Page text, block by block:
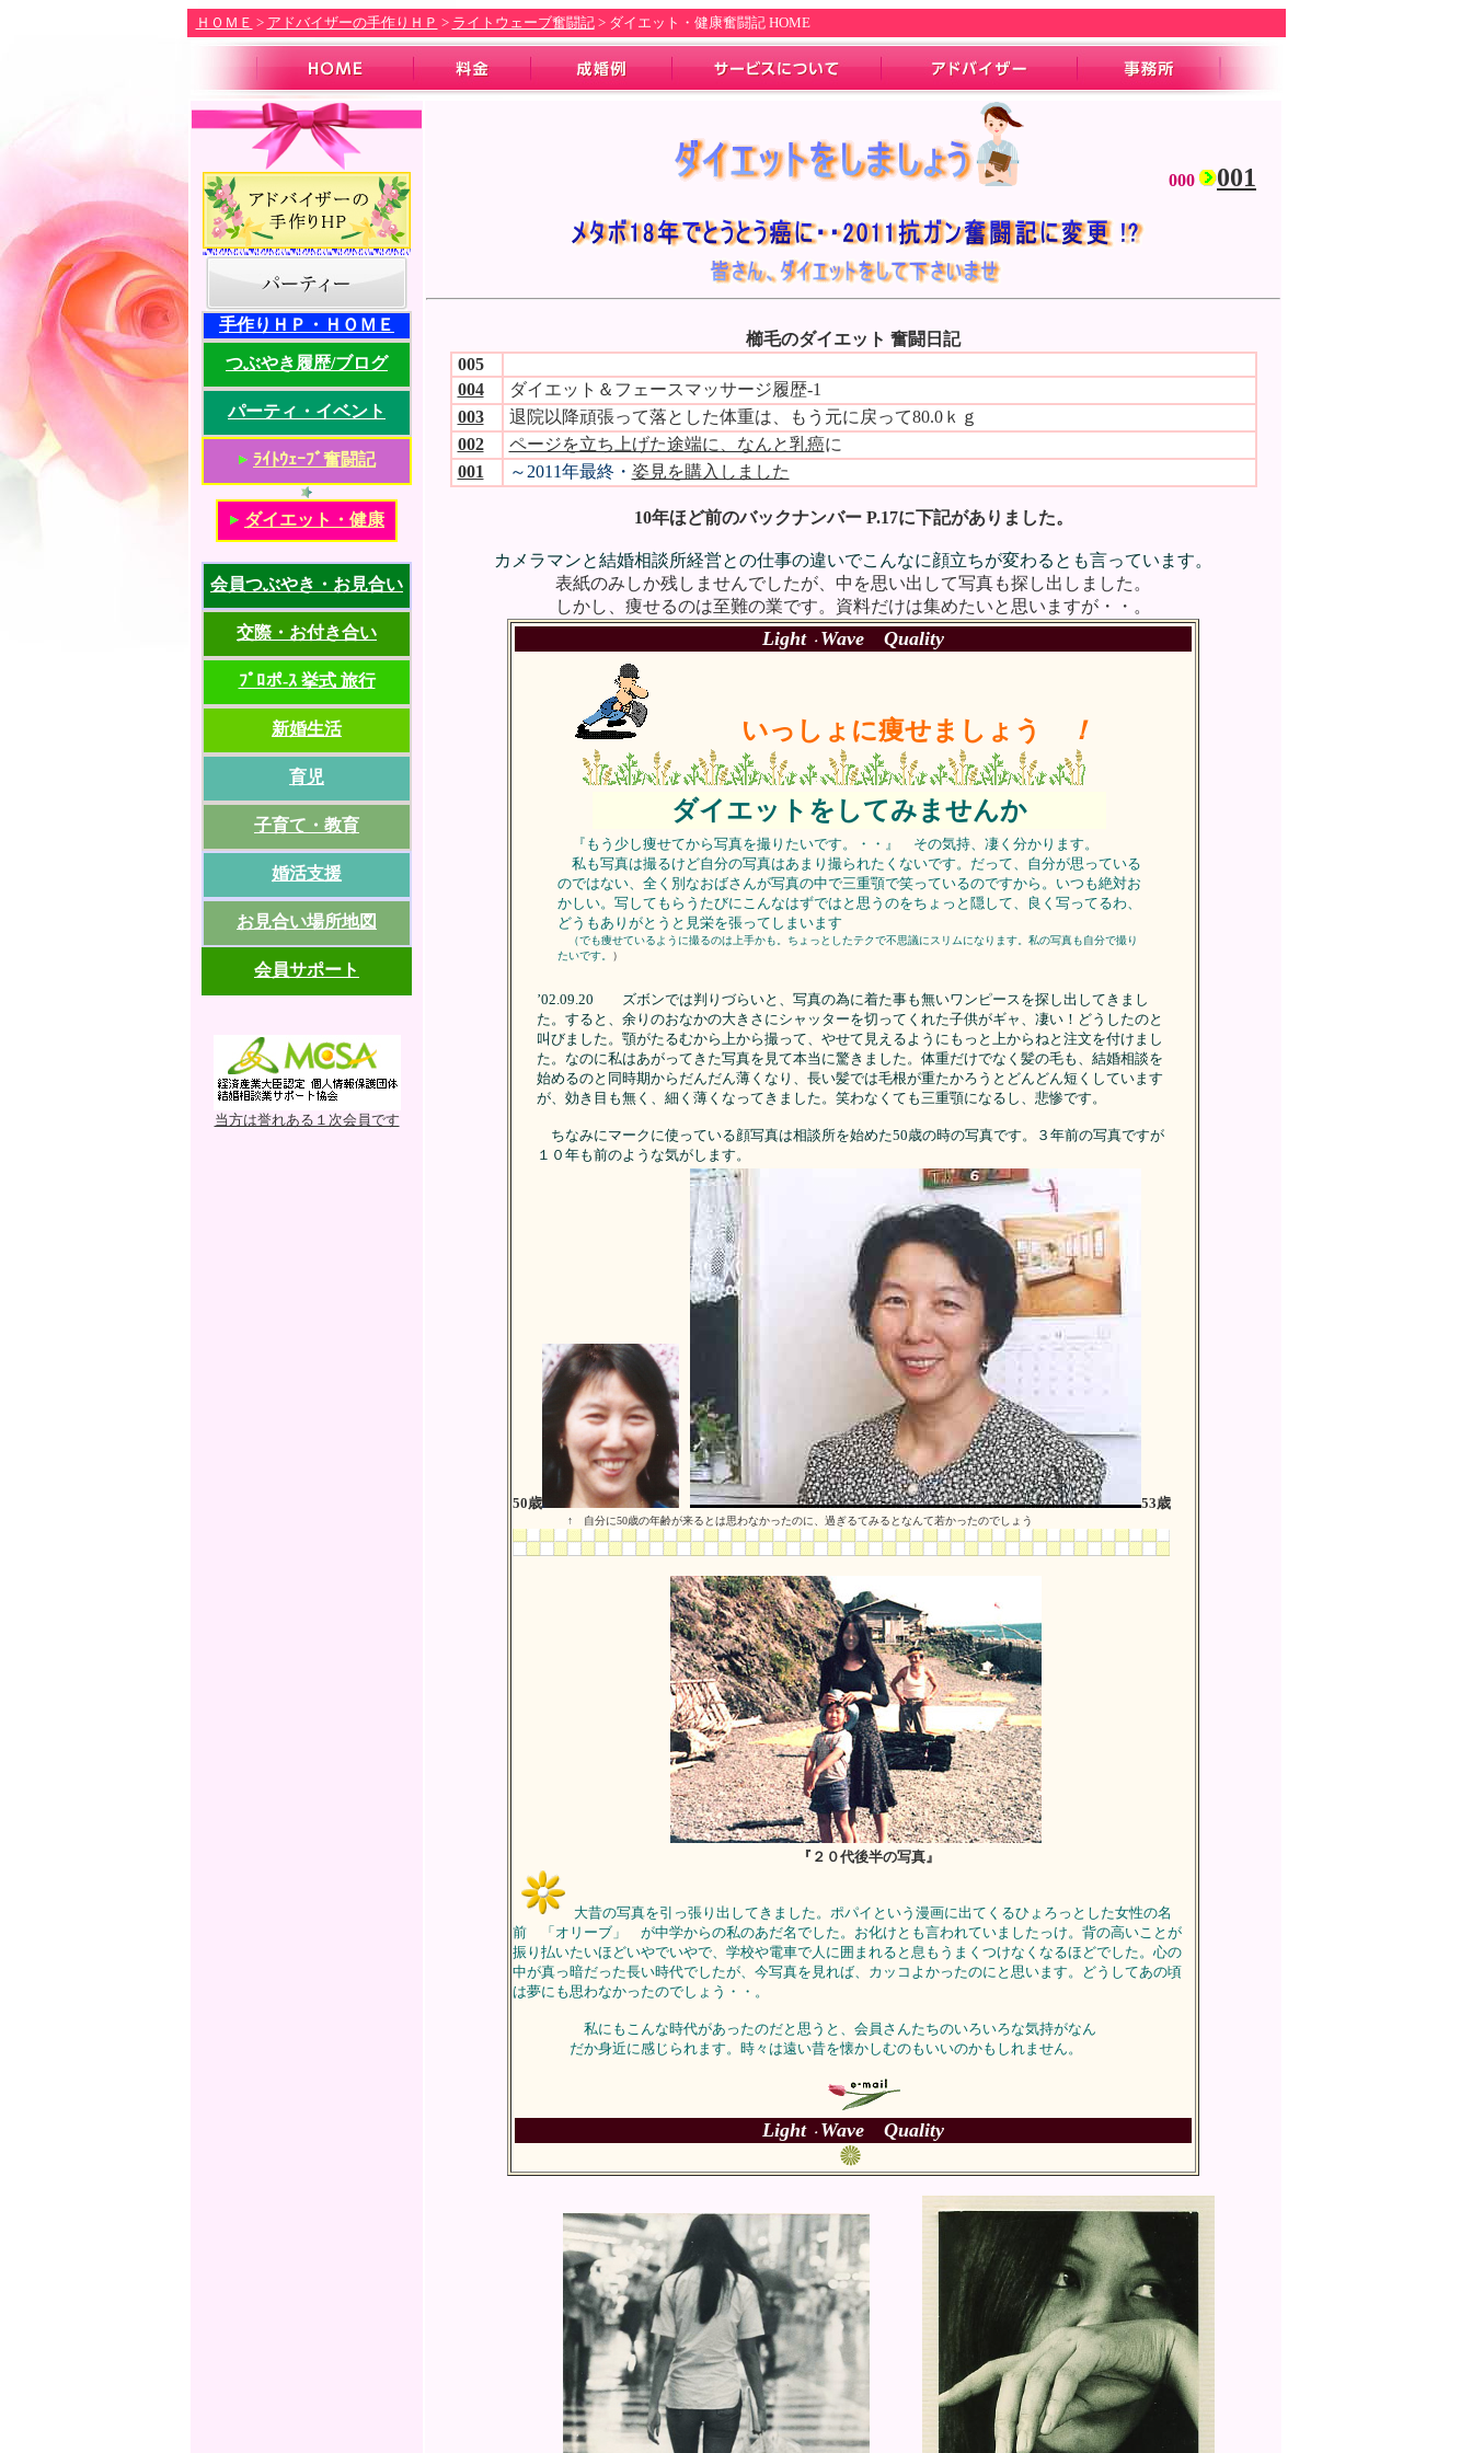
ＨＯＭＥ > アドバイザーの手作りＨＰ > ライトウェーブ奮闘記> ダイエット・健康奮闘記 HOME
手作りＨＰ・ＨＯＭＥ
つぶやき履歴/ブログ
パーティ・イベント
ﾗｲﾄｳｪｰﾌﾞ奮闘記
ダイエット・健康
会員つぶやき・お見合い
交際・お付き合い
ﾌﾟﾛポ-ｽ 挙式 旅行
新婚生活
育児
子育て・教育
婚活支援
お見合い場所地図
会員サポート
当方は誉れある１次会員です
000 001
櫛毛のダイエット 奮闘日記
005
004
ダイエット＆フェースマッサージ履歴-1
003
退院以降頑張って落とした体重は、もう元に戻って80.0ｋｇ
002
ページを立ち上げた途端に、なんと乳癌に
001
～2011年最終・ 姿見を購入しました
10年ほど前のバックナンバー P.17に下記がありました。
カメラマンと結婚相談所経営との仕事の違いでこんなに顔立ちが変わるとも言っています。
表紙のみしか残しませんでしたが、中を思い出して写真も探し出しました。
しかし、痩せるのは至難の業です。資料だけは集めたいと思いますが・・。
Light・ Wave Quality
いっしょに痩せましょう ！
ダイエットをしてみませんか
『もう少し痩せてから写真を撮りたいです。・・』 その気持、凄く分かります。
私も写真は撮るけど自分の写真はあまり撮られたくないです。だって、自分が思っている
のではない、全く別なおばさんが写真の中で三重顎で笑っているのですから。いつも絶対お
かしい。写してもらうたびにこんなはずではと思うのをちょっと隠して、良く写ってるわ、
どうもありがとうと見栄を張ってしまいます
（でも痩せているように撮るのは上手かも。ちょっとしたテクで不思議にスリムになります。私の写真も自分で撮り
たいです。 ）
’02.09.20 ズボンでは判りづらいと、写真の為に着た事も無いワンピースを探し出してきまし
た。すると、余りのおなかの大きさにシャッターを切ってくれた子供がギャ、凄い！どうしたのと
叫びました。顎がたるむから上から撮って、やせて見えるようにもっと上からねと注文を付けまし
た。なのに私はあがってきた写真を見て本当に驚きました。体重だけでなく髪の毛も、結婚相談を
始めるのと同時期からだんだん薄くなり、長い髪では毛根が重たかろうとどんどん短くしています
が、効き目も無く、細く薄くなってきました。笑わなくても三重顎になるし、悲惨です。
ちなみにマークに使っている顔写真は相談所を始めた50歳の時の写真です。３年前の写真ですが
１０年も前のような気がします。
50歳 53歳
↑ 自分に50歳の年齢が来るとは思わなかったのに、過ぎるてみるとなんて若かったのでしょう
『２０代後半の写真』
大昔の写真を引っ張り出してきました。ポパイという漫画に出てくるひょろっとした女性の名
前 「オリーブ」 が中学からの私のあだ名でした。お化けとも言われていましたっけ。背の高いことが
振り払いたいほどいやでいやで、学校や電車で人に囲まれると息もうまくつけなくなるほどでした。心の
中が真っ暗だった長い時代でしたが、今写真を見れば、カッコよかったのにと思います。どうしてあの頃
は夢にも思わなかったのでしょう・・。
私にもこんな時代があったのだと思うと、会員さんたちのいろいろな気持がなん
だか身近に感じられます。時々は遠い昔を懐かしむのもいいのかもしれません。
Light・ Wave Quality